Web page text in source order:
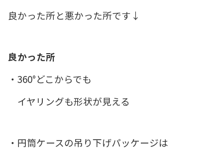
良かった所と悪かった所です↓
良かった所
・360°どこからでも
イヤリングも形状が見える
・円筒ケースの吊り下げパッケージは